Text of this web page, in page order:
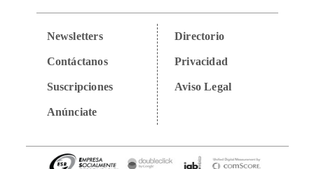
Newsletters
Contáctanos
Suscripciones
Anúnciate
Directorio
Privacidad
Aviso Legal